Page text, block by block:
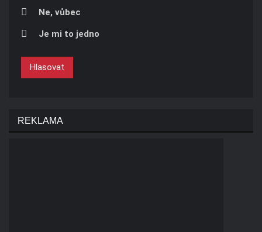
Ne, vůbec
Je mi to jedno
Hlasovat
REKLAMA